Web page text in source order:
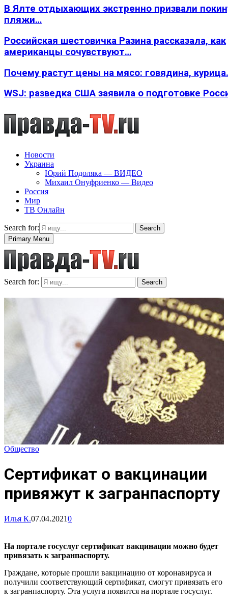
В Ялте отдыхающих экстренно призвали
пляжи…
Российская шестовичка Разина рассказала, как
американцы сочувствуют…
Почему растут цены на мясо: говядина,
WSJ: разведка США заявила о подготовке
Новости
Украина
Юрий Подоляка — ВИДЕО
Михаил Онуфриенко — Видео
Россия
Мир
ТВ Онлайн
Search for:
Search
Primary Menu
Search for: Search
Общество
Сертификат о вакцинации
привяжут к загранпаспорту
Илья К.07.04.20210
На портале госуслуг сертификат вакцинации можно будет
привязать к загранпаспорту.
Граждане, которые прошли вакцинацию от коронавируса и
получили соответствующий сертификат, смогут привязать его
к загранпаспорту. Эта услуга появится на портале госуслуг.